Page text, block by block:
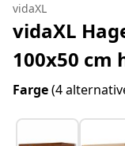
vidaXL
vidaXL
100x50 cm
Farge(4